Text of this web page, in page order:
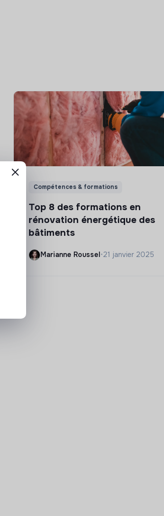
Compétences & formations
Top 8 des formations en
rénovation énergétique des
bâtiments
Marianne Roussel•21 janvier 2025